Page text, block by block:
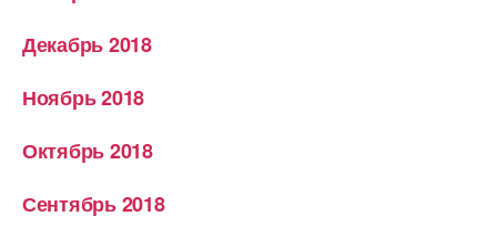
Декабрь 2018
Ноябрь 2018
Октябрь 2018
Сентябрь 2018